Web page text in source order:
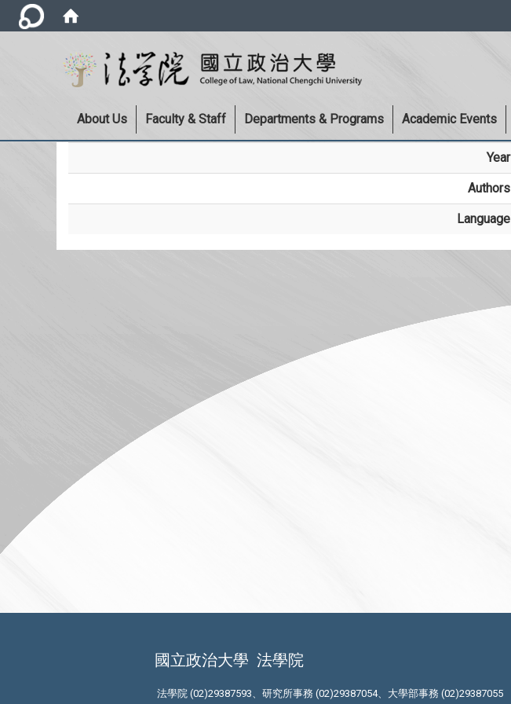
About Us Faculty & Staff Departments & Programs Academic Events
Year
Authors
Language
國立政治大學 法學院
法學院 (02)29387593、研究所事務 (02)29387054、大學部事務 (02)29387055